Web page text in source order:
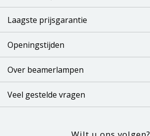
Laagste prijsgarantie
Openingstijden
Over beamerlampen
Veel gestelde vragen